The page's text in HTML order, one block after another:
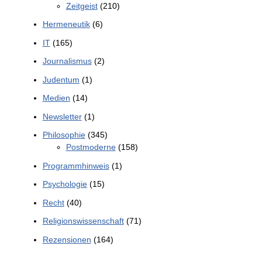
Zeitgeist(210)
Hermeneutik(6)
IT(165)
Journalismus(2)
Judentum (1)
Medien (14)
Newsletter(1)
Philosophie(345)
Postmoderne(158)
Programmhinweis(1)
Psychologie(15)
Recht(40)
Religionswissenschaft(71)
Rezensionen (164)